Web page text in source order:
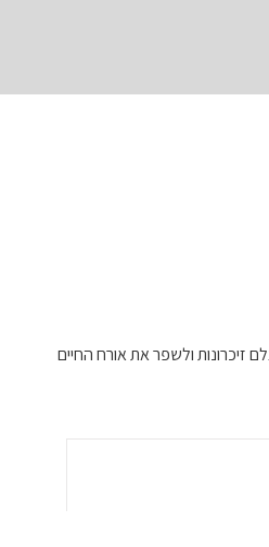
זיכרונות ולשפר את אורח החיים